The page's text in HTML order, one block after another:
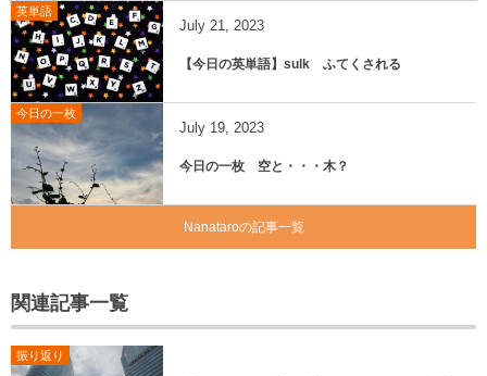
英単語
July 21, 2023
【今日の英単語】sulk ふてくされる
今日の一枚
July 19, 2023
今日の一枚 空と・・・木？
Nanataroの記事一覧
関連記事一覧
振り返り